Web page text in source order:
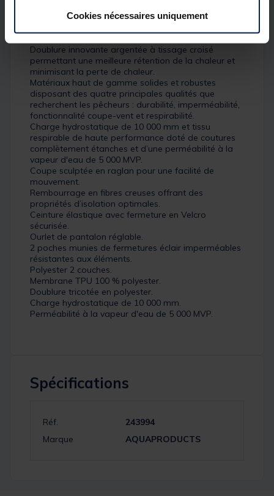
Cookies nécessaires uniquement
Doublure innovante argentée à tissage croisé
permettant une meilleure rétention de la chaleur et
minimisant la perte de chaleur.
Matériaux haut de gamme solides et robustes
disposant des quatre principales qualités que
recherchent les pêcheurs : durabilité, imperméabilité,
fonctionnalité coupe-vent et respirabilité.
Charge hydrostatique de 10 000 mm et tissu
respirable de haute performance doté de coutures
complètement étanches et d’une perméabilité à la
vapeur d'eau de 5 000 MVP.
Coupe sculptée en raglan pour une facilité de
mouvement.
Rembourrage en fibres creuses offrant des
propriétés d’isolation optimales.
Ceinture élastique avec fermeture en Velcro
sécurisée.
Ourlet de pantalon réglable.
2 poches munies de fermetures éclair imperméables
résistantes aux éléments.
Polyester 2 couches.
Membrane TPU 100 % polyester.
Doublure tricotée en polyester.
Charge hydrostatique de 10 000 mm.
Perméabilité à la vapeur d'eau de 5 000 MVP.
Spécifications
Réf.
243994
Marque
AQUAPRODUCTS